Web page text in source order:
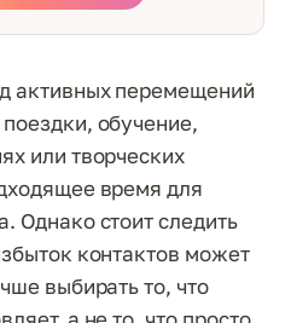
активных перемещений
обучение,
или творческих
время для
Однако стоит следить
контактов может
выбирать то, что